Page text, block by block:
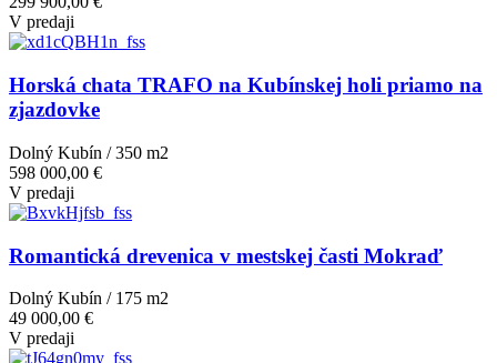
V predaji
Horská chata TRAFO na Kubínskej holi priamo na
zjazdovke
Dolný Kubín / 350 m2
598 000,00 €
V predaji
Romantická drevenica v mestskej časti Mokraď
Dolný Kubín / 175 m2
49 000,00 €
V predaji